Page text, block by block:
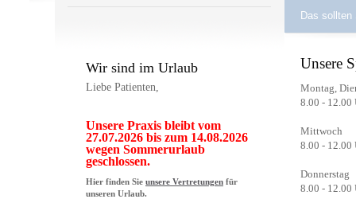
Wir sind im Urlaub
Liebe Patienten,
Unsere Praxis bleibt vom
27.07.2026 bis zum 14.08.2026
wegen Sommerurlaub
geschlossen.
Hier finden Sie unsere Vertretungen für
unseren Urlaub.
Das sollten
Unsere
Montag,
8.00 - 12.00
Mittwoch
8.00 - 12.00
Donnerstag
8.00 - 12.00